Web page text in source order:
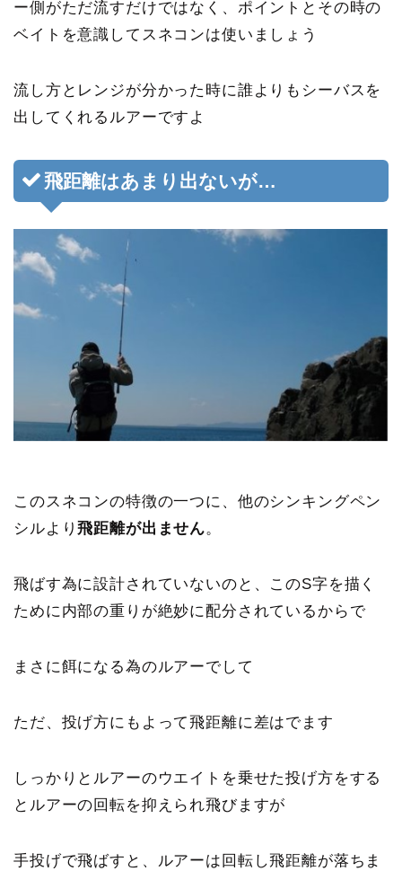
ー側がただ流すだけではなく、ポイントとその時の
ベイトを意識してスネコンは使いましょう
流し方とレンジが分かった時に誰よりもシーバスを
出してくれるルアーですよ
飛距離はあまり出ないが…
このスネコンの特徴の一つに、他のシンキングペン
シルより飛距離が出ません。
飛ばす為に設計されていないのと、このS字を描く
ために内部の重りが絶妙に配分されているからで
まさに餌になる為のルアーでして
ただ、投げ方にもよって飛距離に差はでます
しっかりとルアーのウエイトを乗せた投げ方をする
とルアーの回転を抑えられ飛びますが
手投げで飛ばすと、ルアーは回転し飛距離が落ちま